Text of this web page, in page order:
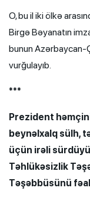
O, bu il iki ölkə
Birgə Bəyanatın
bunun Azərbaycan-
vurğulayıb.
***
Prezident
beynəlxalq sülh,
üçün irəli
Təhlükəsizlik
Təşəbbüsünü